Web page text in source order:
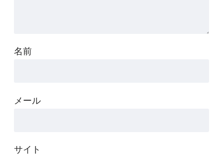
名前
メール
サイト